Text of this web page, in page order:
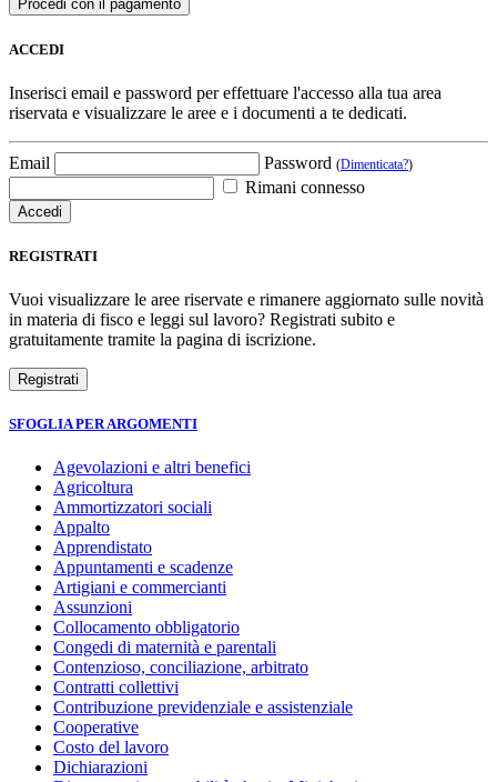
ACCEDI
Inserisci email e password per effettuare l'accesso alla tua area
riservata e visualizzare le aree e i documenti a te dedicati.
Email Password (Dimenticata?)
Rimani connesso
REGISTRATI
Vuoi visualizzare le aree riservate e rimanere aggiornato sulle novità
in materia di fisco e leggi sul lavoro? Registrati subito e
gratuitamente tramite la pagina di iscrizione.
SFOGLIA PER ARGOMENTI
Agevolazioni e altri benefici
Agricoltura
Ammortizzatori sociali
Appalto
Apprendistato
Appuntamenti e scadenze
Artigiani e commercianti
Assunzioni
Collocamento obbligatorio
Congedi di maternità e parentali
Contenzioso, conciliazione, arbitrato
Contratti collettivi
Contribuzione previdenziale e assistenziale
Cooperative
Costo del lavoro
Dichiarazioni